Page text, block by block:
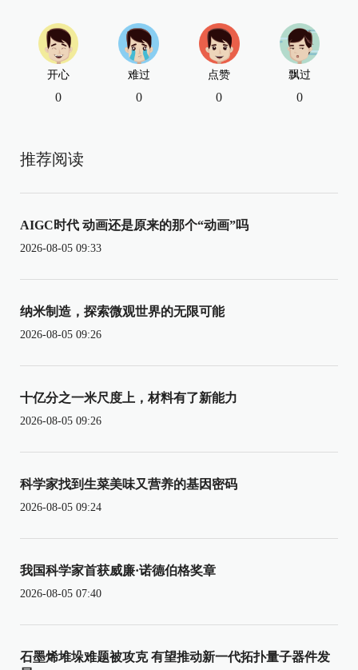
开心
0
难过
0
点赞
0
飘过
0
推荐阅读
AIGC时代 动画还是原来的那个“动画”吗
2026-08-05 09:33
纳米制造，探索微观世界的无限可能
2026-08-05 09:26
十亿分之一米尺度上，材料有了新能力
2026-08-05 09:26
科学家找到生菜美味又营养的基因密码
2026-08-05 09:24
我国科学家首获威廉·诺德伯格奖章
2026-08-05 07:40
石墨烯堆垛难题被攻克 有望推动新一代拓扑量子器件发